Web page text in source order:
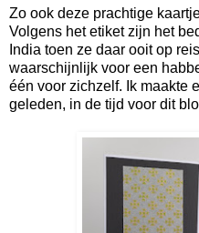
Zo ook deze prachtige
Volgens het etiket zijn het
India toen ze daar ooit op
waarschijnlijk voor een
één voor zichzelf. Ik maakte
geleden, in de tijd voor dit